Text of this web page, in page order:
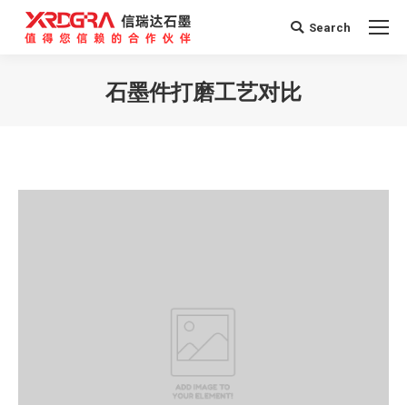
Search:
Search
石墨件打磨工艺对比